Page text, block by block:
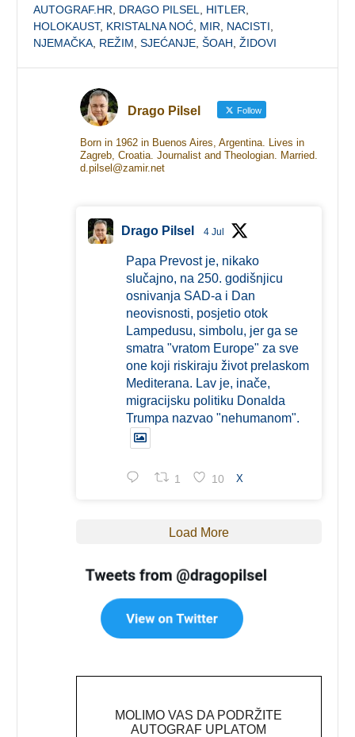
AUTOGRAF.HR
DRAGO PILSEL HITLER
HOLOKAUST, KRISTALNA NOĆ MIR NACISTI
NJEMAČKA REŽIM ,SJEĆANJE ,ŠOAH ,ŽIDOVI
Drago Pilsel Follow
Born in 1962 in Buenos Aires, Argentina. Lives in
Zagreb, Croatia. Journalist and Theologian. Married.
d.pilsel@zamir.net
Drago Pilsel 4 Jul
Papa Prevost je, nikako
slučajno, na 250. godišnjicu
osnivanja SAD-a i Dan
neovisnosti, posjetio otok
Lampedusu, simbolu, jer ga se
smatra "vratom Europe" za sve
one koji riskiraju život prelaskom
Mediterana. Lav je, inače,
migracijsku politiku Donalda
Trumpa nazvao "nehumanom".
1 10 X
Load More
MOLIMO VAS DA PODRŽITE
AUTOGRAF UPLATOM